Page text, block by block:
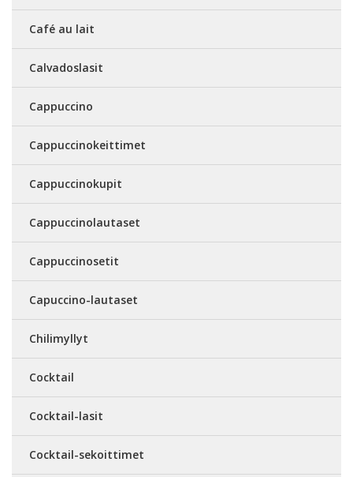
Café au lait
Calvadoslasit
Cappuccino
Cappuccinokeittimet
Cappuccinokupit
Cappuccinolautaset
Cappuccinosetit
Capuccino-lautaset
Chilimyllyt
Cocktail
Cocktail-lasit
Cocktail-sekoittimet